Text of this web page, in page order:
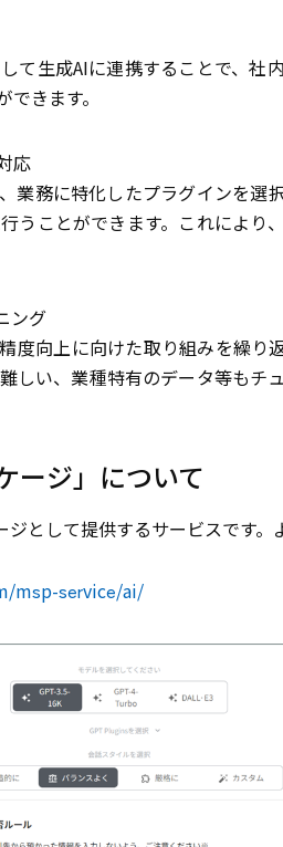
て生成AIに連携することで、社
きます。
応
務に特化したプラグインを選
うことができます。これにより
ング
度向上に向けた取り組みを繰り
しい、業種特有のデータ等もチ
ージ」について
として提供するサービスです。
msp-service/ai/